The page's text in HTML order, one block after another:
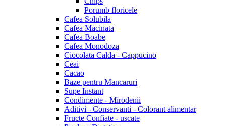
Porumb floricele
Cafea Solubila
Cafea Macinata
Cafea Boabe
Cafea Monodoza
Ciocolata Calda - Cappucino
Ceai
Cacao
Baze pentru Mancaruri
Supe Instant
Condimente - Mirodenii
Aditivi - Conservanti - Colorant alimentar
Fructe Confiate - uscate